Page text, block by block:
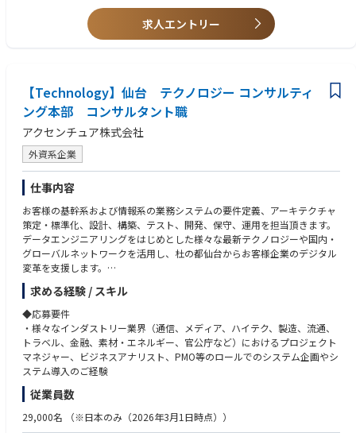
■どんなキャリアが築けるか
楽天ペイメントのマーケティング職では、キャッシュレス決済業界の最先
端での事業活動を通じて、会社の成長とともに自己成長を実現できる環境
が、楽天グループならではの多種多様なビッグデータを活用したデータド
リブンマーケティングを経験することが可能です。
オンラインとオフラインを融合した経済圏マーケティングは、キャッシュ
レス決済業界の中でも楽天ペイメントだからこそ得られる貴重な経験で
す。
専門性を高めながら、新規顧客獲得から既存顧客のCRMやサービス企画/
改善と幅広いキャリアを築くことや、マネジメント職へのステップアップ
も目指せます。楽天ペイのマーケティング職で、あなたのキャリアを次の
ステージへ進めてみませんか？
■Hiring Manager からのメッセージ
楽天ペイはキャッシュレス市場の急拡大とともに成長し、2016年10月の
サービス開始からちょうど10年目を迎えました。競争の激しいこの市場
で、「今必要なことは何か？」「どう実現するか？」を考え、形にしてい
く力が求められます。不確定で変化の激しい環境を楽しみながら、仮説を
立て、アイデアを実現していくプロセスを一緒に進めていける方をお待ち
しています。これまで培ってきた知識やノウハウを活かし、キャッシュレ
ス決済の魅力を広め、よりスマートな社会の実現を目指しましょう。ご応
募を心よりお待ちしております。
会津若松市の産官学民連携を通じた会津地域のスマートシティ化と、それ
を“日本版スマートシティ標準モデル”として昇華させ、日本の他の地方へ
じて提供してくれる多様なデータを分析し、さらにサービスへ還元してい
くことで市民生活向上とその地域・自治体のサービスレベル向上のために
活用し、市民中心の次世代社会の創造を目指し、AI、ビッグデータ、IoTな
どの先端デジタル技術を駆使した都市づくりを推進しています。
【中小製造業向けのデジタル・ICT共通プラットフォーム】
日本全国に数多存在する中小製造業の生産性向上を実現することで、それ
ら各中小製造業が儲かる体質へ変え、従業員の給与レベルも引き上げてい
く。これにより、その地域で暮らす方々に安定して十分な所得レベルを実
現しつつ、自治体にとっても税収増となっていくことを目指すプラットフ
ォームを構築し、全国へ展開していくプロジェクトです。
具体的には、中小の製造企業が独自に構築したり利用したりしている業務
システムを、共通化したクラウドサービスとして、グローバルデファクト
スタンダードであるERP製品をベースに当社独自開発の業界別テンプレー
トを中小製造業向けに変更を加え、各利用企業にはサブスクリプションモ
デルで提供し、システム構築や導入コストを最小化することにより、最適
な利用コストによるITの活用を支援する取り組みを行っております。
■Accenture「モノヅクリ」Engineers アクセンチュア・イノベーションセ
ンター福島 経験者採用編 youtube
https://www.youtube.com/watch?v=dToNqxCz98I&list=PLf841dhWLAE
vRJFHzzWPIHjhL1tVep9fU&index=6
■福島で推進する「中小製造業の生産性向上プロジェクト」
【経験 ※いずれかに該当】
・業務アプリケーションのマニュアル・トレーニングコンテンツ作成経験
・SAP ABAPもしくはFioriを使用した機能設計・開発経験
・TypeScriptおよびC#を使用したシステム設計・開発経験
・React+ReduxもしくはASP.NETを使用したシステム設計・開発経験
・Azureにおけるアーキテクチャ構築・運用経験
求人エントリー
【Technology】仙台 テクノロジー コンサルティ
ング本部 コンサルタント職
アクセンチュア株式会社
外資系企業
仕事内容
お客様の基幹系および情報系の業務システムの要件定義、アーキテクチャ
策定・標準化、設計、構築、テスト、開発、保守、運用を担当頂きます。
データエンジニアリングをはじめとした様々な最新テクノロジーや国内・
グローバルネットワークを活用し、杜の都仙台からお客様企業のデジタル
変革を支援します。
ワークライフバランスを保ちながら、多様なスキルを持ったメンバーと一
緒にダイナミックなプロジェクトに参画するといった次世代型の働き方を
仙台の地で一緒に実践してみませんか。
職種：コンサルタント
◆業務内容
グローバル対応・デジタルトランスフォーメーションを主体的に推進するI
ャー（PM）を募集いたします。具体的には、各種業界のITコンサルティン
グの専門家として、主に下記を担当していただきます。
・システム将来像の策定
求める経験 / スキル
◆応募要件
・様々なインダストリー業界（通信、メディア、ハイテク、製造、流通、
トラベル、金融、素材・エネルギー、官公庁など）におけるプロジェクト
マネジャー、ビジネスアナリスト、PMO等のロールでのシステム企画やシ
ステム導入のご経験
従業員数
29,000名 （※日本のみ（2026年3月1日時点））